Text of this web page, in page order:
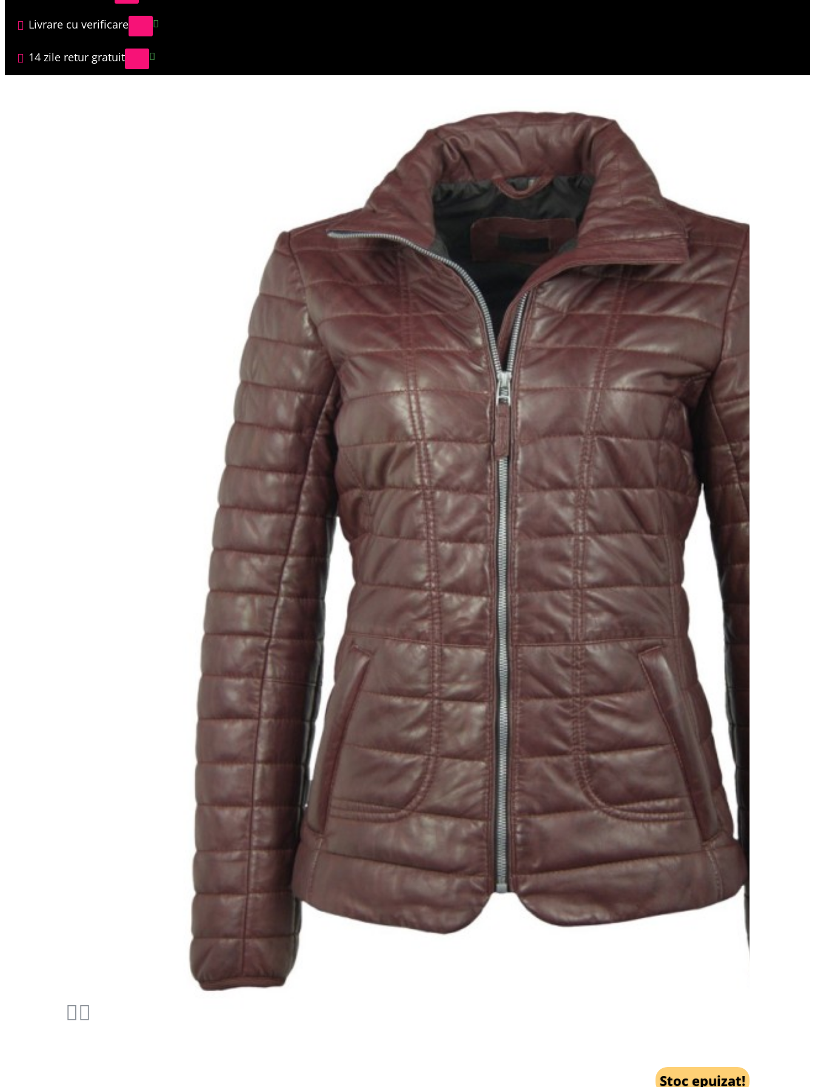
Livrare cu verificare
14 zile retur gratuit
Stoc epuizat!